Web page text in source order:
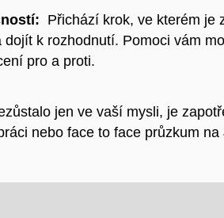
Přichází krok, ve kterém je
k rozhodnutí. Pomoci vám
pro a proti.
jen ve vaší mysli, je
nebo face to face průzkum na